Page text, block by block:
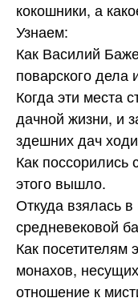
кокошники, а
Узнаем:
Как Василий
поварского дела
Когда эти места
дачной жизни, и
здешних дач
Как поссорились
этого вышло.
Откуда взялась
средневековой
Как посетителям
монахов,
отношение к